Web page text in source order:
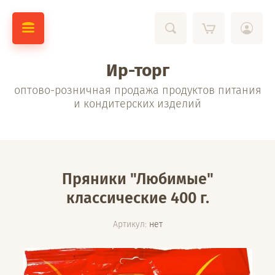
Ир-торг
оптово-розничная продажа продуктов питания
и кондитерских изделий
Пряники "Любимые"
классические 400 г.
Артикул: нет